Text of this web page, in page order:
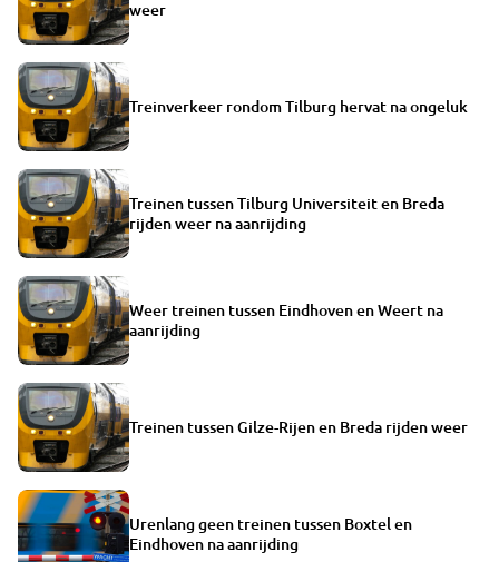
weer
Treinverkeer rondom Tilburg hervat na ongeluk
Treinen tussen Tilburg Universiteit en Breda
rijden weer na aanrijding
Weer treinen tussen Eindhoven en Weert na
aanrijding
Treinen tussen Gilze-Rijen en Breda rijden weer
Urenlang geen treinen tussen Boxtel en
Eindhoven na aanrijding